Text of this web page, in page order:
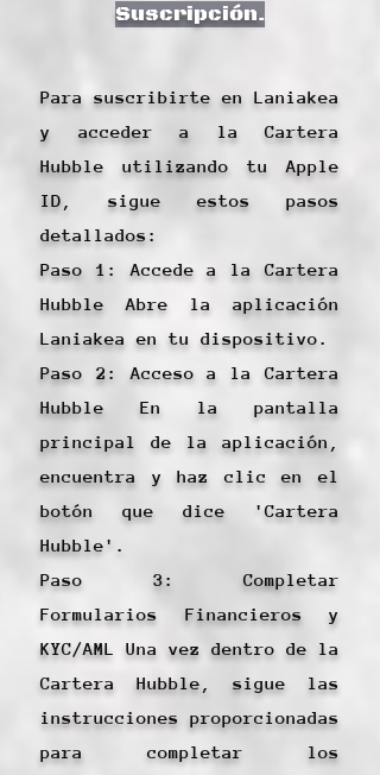
Suscripción.
Para suscribirte en Laniakea
y acceder a la Cartera
Hubble utilizando tu Apple
ID, sigue estos pasos
detallados:
Paso 1: Accede a la Cartera
Hubble Abre la aplicación
Laniakea en tu dispositivo.
Paso 2: Acceso a la Cartera
Hubble En la pantalla
principal de la aplicación,
encuentra y haz clic en el
botón que dice 'Cartera
Hubble'.
Paso 3: Completar
Formularios Financieros y
KYC/AML Una vez dentro de la
Cartera Hubble, sigue las
instrucciones proporcionadas
para completar los